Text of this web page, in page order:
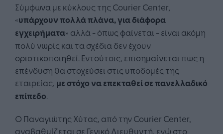
Σύμφωνα με κύκλους της Courier Center,
«υπάρχουν πολλά πλάνα, για διάφορα
εγχειρήματα» αλλά - όπως φαίνεται - είναι ακόμη
πολύ νωρίς και τα σχέδια δεν έχουν
οριστικοποιηθεί. Εντούτοις, επισημαίνεται πως η
επένδυση θα στοχεύσει στις υποδομές της
εταιρείας, με στόχο να επεκταθεί σε πανελλαδικό
επίπεδο.
Ο Παναγιώτης Χύτας, από την Courier Center,
αναβαθμίζεται σε Γενικό Διευθυντή, ενώ στο